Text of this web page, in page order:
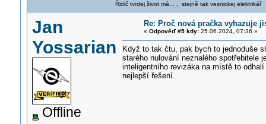
Řidič tvrdej život má... , stejně tak vesnickej elektrikář
Jan
Yossarian
Offline
Re: Proč nová pračka vyhazuje
« Odpověď #5 kdy:25.06.2024, 07:36 »
Když to tak čtu, pak bych to jednoduše
starého nulování neznalého spotřebitele
inteligentního revizáka na místě to
nejlepší řešení.